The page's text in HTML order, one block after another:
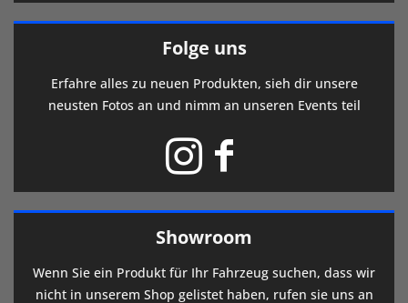
Folge uns
Erfahre alles zu neuen Produkten, sieh dir unsere
neusten Fotos an und nimm an unseren Events teil
Showroom
Wenn Sie ein Produkt für Ihr Fahrzeug suchen, dass wir
nicht in unserem Shop gelistet haben, rufen sie uns an